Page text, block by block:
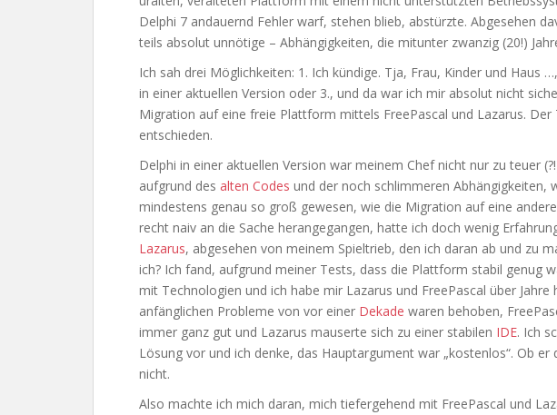
Delphi 7 andauernd Fehler warf, stehen blieb, abstürzte. Abgesehen
teils absolut unnötige – Abhängigkeiten, die mitunter zwanzig (20!)
Ich sah drei Möglichkeiten: 1. Ich kündige. Tja, Frau, Kinder und Haus
in einer aktuellen Version oder 3., und da war ich mir absolut nicht
Migration auf eine freie Plattform mittels FreePascal und Lazarus.
entschieden.
Delphi in einer aktuellen Version war meinem Chef nicht nur zu teuer
aufgrund des alten Codes und der noch schlimmeren Abhängigkeiten,
mindestens genau so groß gewesen, wie die Migration auf eine
recht naiv an die Sache herangegangen, hatte ich doch wenig
Lazarus, abgesehen von meinem Spieltrieb, den ich daran ab und zu
ich? Ich fand, aufgrund meiner Tests, dass die Plattform stabil genug
mit Technologien und ich habe mir Lazarus und FreePascal über Jahre
anfänglichen Probleme von vor einer Dekade waren behoben,
immer ganz gut und Lazarus mauserte sich zu einer stabilen IDE. Ich
Lösung vor und ich denke, das Hauptargument war „kostenlos“. Ob
nicht.
Also machte ich mich daran, mich tiefergehend mit FreePascal und